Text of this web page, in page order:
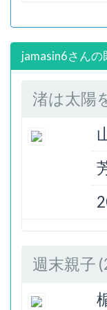
jamasin6さん
渚は太陽
週末親子